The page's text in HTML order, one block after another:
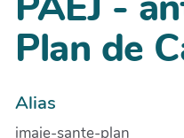
Plan de
Alias
imaje-sante-plan